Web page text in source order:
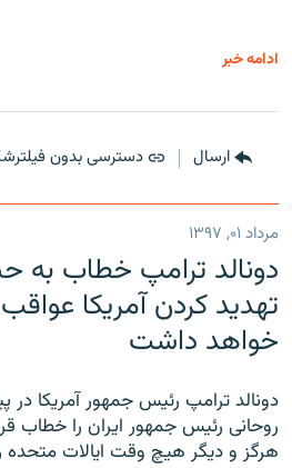
ادامه خبر
ارسال دسترسی بدون
مرداد ۰۱, ۱۳۹۷
دونالد ترامپ خطاب به
تهدید کردن آمریکا
خواهد داشت
دونالد ترامپ رئیس جمهور آمریکا در
روحانی رئیس جمهور ایران را خطاب
هرگز و دیگر هیچ وقت ایالات متحده